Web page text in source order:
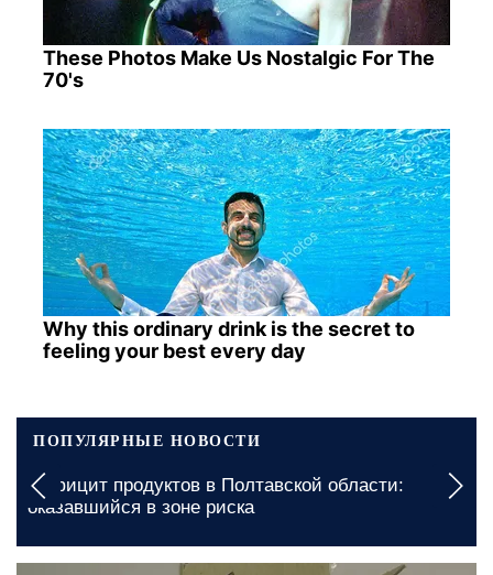
These Photos Make Us Nostalgic For The
70's
Why this ordinary drink is the secret to
feeling your best every day
ПОПУЛЯРНЫЕ НОВОСТИ
Дефицит продуктов в Полтавской области:
оказавшийся в зоне риска